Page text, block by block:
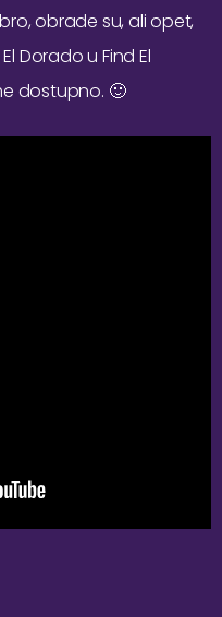
obrade su, ali opet,
Dorado u Find El
dostupno. 🙂